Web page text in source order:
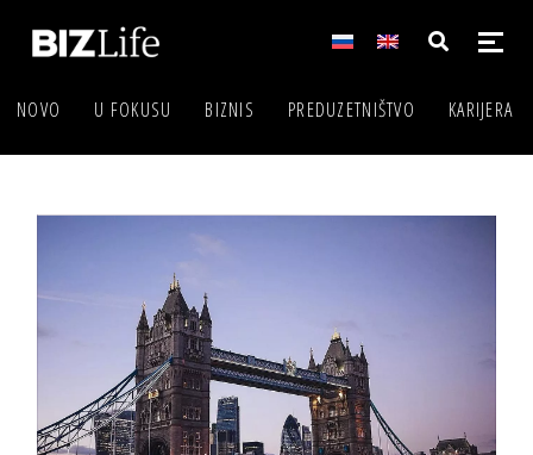
NOVO U FOKUSU BIZNIS PREDUZETNIŠTVO KARIJERA